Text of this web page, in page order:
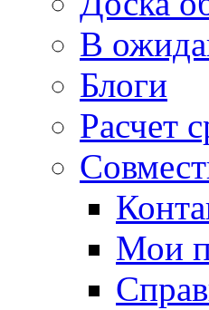
В
Блоги
Расчет
Мои